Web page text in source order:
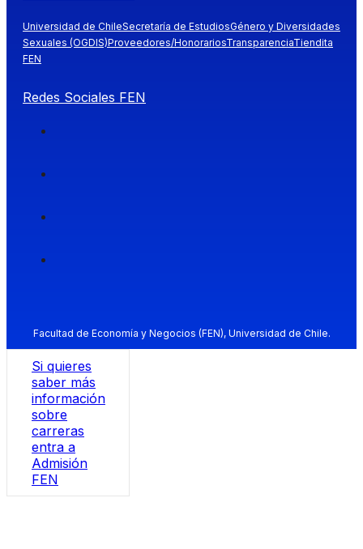
Universidad de ChileSecretaría de EstudiosGénero y Diversidades
Sexuales (OGDIS)Proveedores/HonorariosTransparenciaTiendita
FEN
Redes Sociales FEN
Facultad de Economía y Negocios (FEN), Universidad de Chile.
Si quieres
saber más
información
sobre
carreras
entra a
Admisión
FEN